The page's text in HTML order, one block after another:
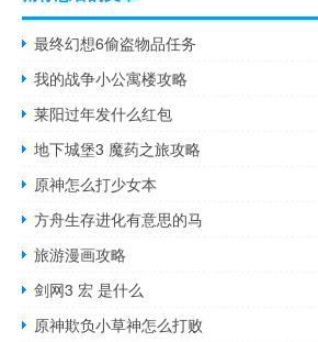
最终幻想6偷盗物品任务
我的战争小公寓楼攻略
莱阳过年发什么红包
地下城堡3 魔药之旅攻略
原神怎么打少女本
方舟生存进化有意思的马
旅游漫画攻略
剑网3 宏 是什么
原神欺负小草神怎么打败